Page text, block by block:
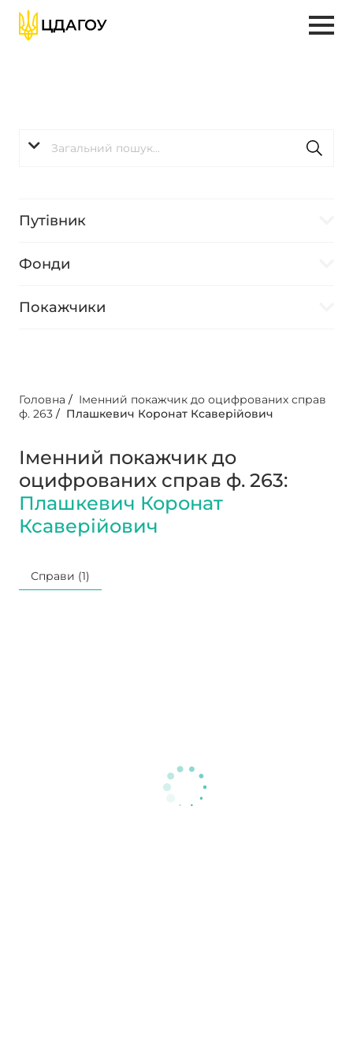
Путівник
Фонди
Покажчики
Головна / Іменний покажчик до оцифрованих справ
ф. 263 / Плашкевич Коронат Ксаверійович
Іменний покажчик до
оцифрованих справ ф. 263:
Плашкевич Коронат
Ксаверійович
Справи (1)